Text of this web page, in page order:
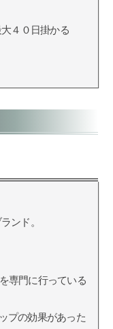
４０日掛かる
ンド。
専門に行っている
プの効果があった